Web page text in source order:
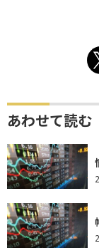
あわせて読む